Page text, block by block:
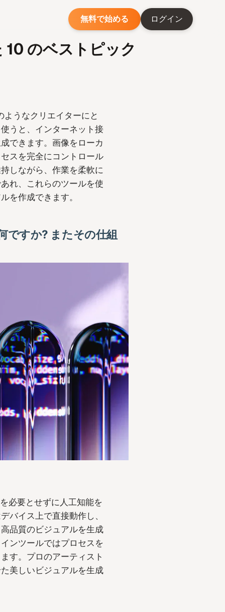
無料で始める ログイン
のベストピック
うなクリエイターにと
うと、インターネット接
できます。画像をローカ
スを完全にコントロール
しながら、作業を柔軟に
れ、これらのツールを使
を作成できます。
ですか? またその仕組
必要とせずに人工知能を
バイス上で直接動作し、
品質のビジュアルを生成
ンツールではプロセスを
す。プロのアーティスト
美しいビジュアルを生成